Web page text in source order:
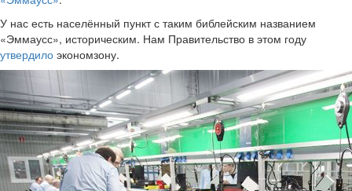
У нас есть населённый пункт с таким библейским названием
«Эммаусс», историческим. Нам Правительство в этом году
утвердило экономзону.